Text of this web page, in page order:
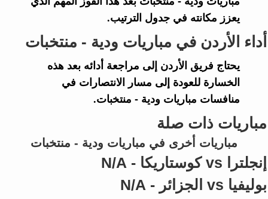
يعزز مكانته في جدول الترتيب.
أداء الأردن في مباريات ودية - منتخبات
يحتاج فريق الأردن إلى مراجعة أدائه بعد هذه
الخسارة للعودة إلى مسار الانتصارات في
منافسات مباريات ودية - منتخبات.
مباريات ذات صلة
مباريات أخرى في مباريات ودية - منتخبات
إنجلترا vs كوستاريكا - N/A
بوليفيا vs الجزائر - N/A